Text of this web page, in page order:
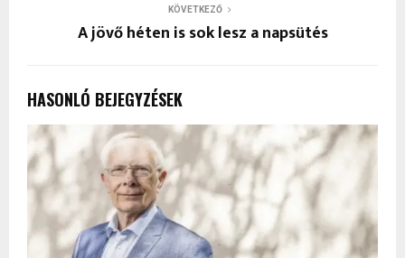
KÖVETKEZŐ
A jövő héten is sok lesz a napsütés
HASONLÓ BEJEGYZÉSEK